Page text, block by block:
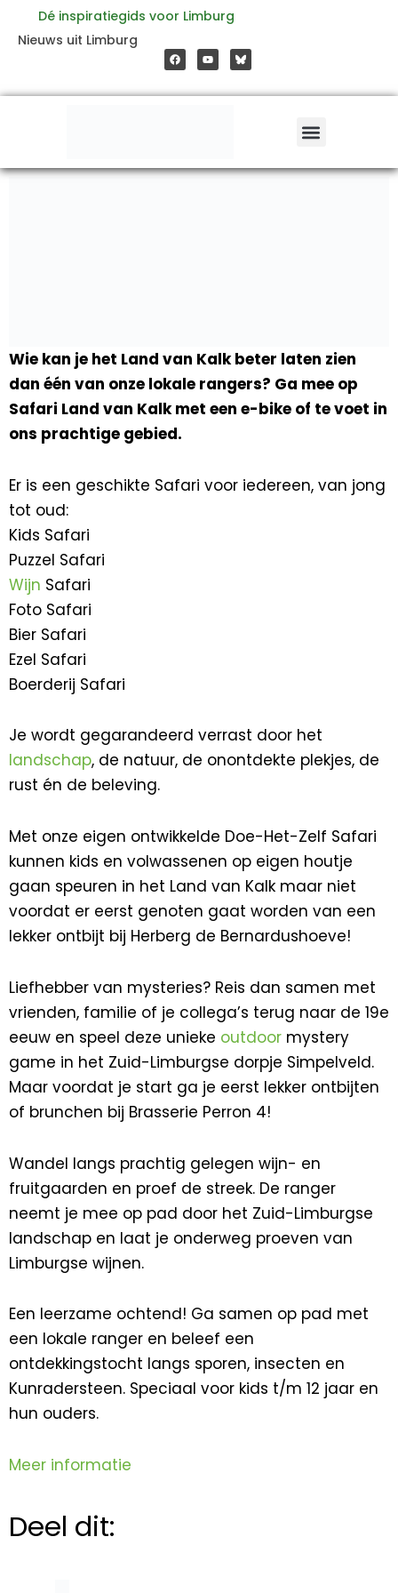
inhoud
Dé inspiratiegids voor Limburg
Nieuws uit Limburg
a
c
e
o
o
o
u
t
b
e
Wie kan je het Land van Kalk beter laten zien
dan één van onze lokale rangers? Ga mee op
Safari Land van Kalk met een e-bike of te voet in
ons prachtige gebied.
Er is een geschikte Safari voor iedereen, van jong
tot oud:
Kids Safari
Puzzel Safari
Wijn Safari
Foto Safari
Bier Safari
Ezel Safari
Boerderij Safari
Je wordt gegarandeerd verrast door het
landschap, de natuur, de onontdekte plekjes, de
rust én de beleving.
Met onze eigen ontwikkelde Doe-Het-Zelf Safari
kunnen kids en volwassenen op eigen houtje
gaan speuren in het Land van Kalk maar niet
voordat er eerst genoten gaat worden van een
lekker ontbijt bij Herberg de Bernardushoeve!
Liefhebber van mysteries? Reis dan samen met
vrienden, familie of je collega’s terug naar de 19e
eeuw en speel deze unieke outdoor mystery
game in het Zuid-Limburgse dorpje Simpelveld.
Maar voordat je start ga je eerst lekker ontbijten
of brunchen bij Brasserie Perron 4!
Wandel langs prachtig gelegen wijn- en
fruitgaarden en proef de streek. De ranger
neemt je mee op pad door het Zuid-Limburgse
landschap en laat je onderweg proeven van
Limburgse wijnen.
Een leerzame ochtend! Ga samen op pad met
een lokale ranger en beleef een
ontdekkingstocht langs sporen, insecten en
Kunradersteen. Speciaal voor kids t/m 12 jaar en
hun ouders.
Meer informatie
Deel dit: